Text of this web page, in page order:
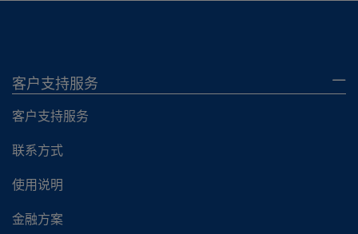
客户支持服务
客户支持服务
联系方式
使用说明
金融方案